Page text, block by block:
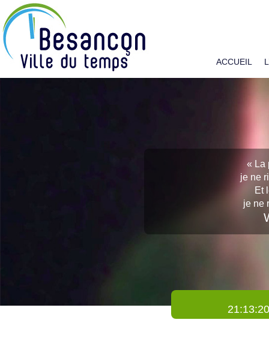
« La
je ne
Et
je ne
21:13:21
ACCUEIL